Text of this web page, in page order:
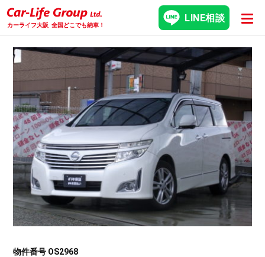
カーライフ大阪 全国どこでも納車！
LINE相談
物件番号 OS2968